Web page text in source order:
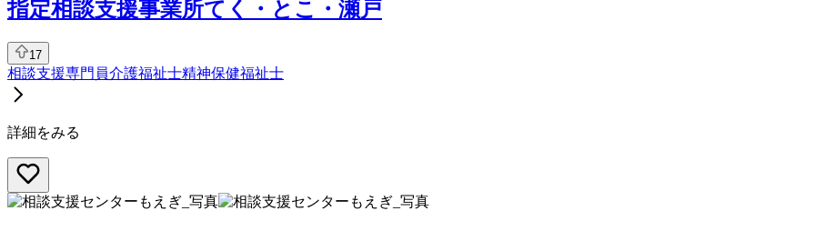
指定相談支援事業所てく・とこ・瀬戸
17
相談支援専門員介護福祉士精神保健福祉士
詳細をみる